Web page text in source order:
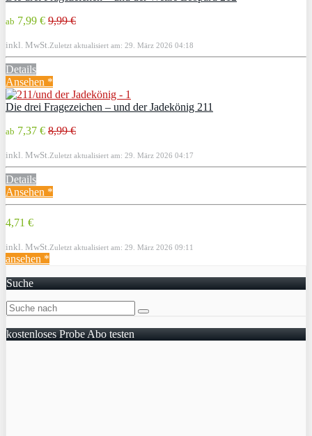
ab 7,99 € 9,99 €
inkl. MwSt. Zuletzt aktualisiert am: 29. März 2026 04:18
Details
Ansehen *
Die drei Fragezeichen – und der Jadekönig 211
ab 7,37 € 8,99 €
inkl. MwSt. Zuletzt aktualisiert am: 29. März 2026 04:17
Details
Ansehen *
4,71 €
inkl. MwSt. Zuletzt aktualisiert am: 29. März 2026 09:11
ansehen *
Suche
kostenloses Probe Abo testen